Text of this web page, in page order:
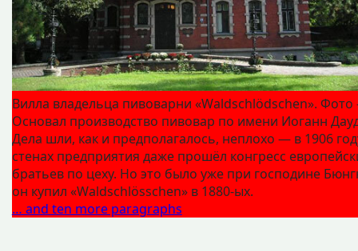
Вилла владельца пивоварни «Waldschlödschen». Фото
Основал производство пивовар по имени Иоганн
Дела шли, как и предполагалось, неплохо — в 1906
стенах предприятия даже прошёл конгресс
братьев по цеху. Но это было уже при господине
он купил «Waldschlösschen» в 1880‑ых.
… and ten more paragraphs